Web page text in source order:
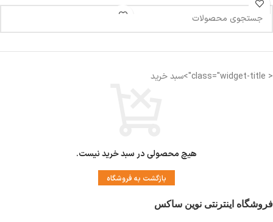
< class="widget-title">سبد خرید
هیچ محصولی در سبد خرید نیست.
بازگشت به فروشگاه
فروشگاه اینترنتی نوین ساکس